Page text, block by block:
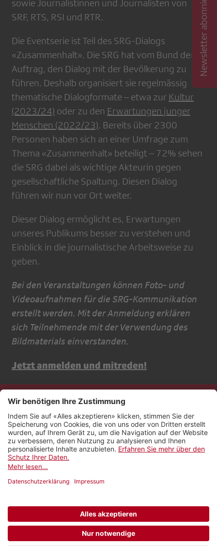
sowie Journalistinnen und Journalisten von
SRF, RTS, RSI und RTR.
Die Eventserie ist Teil des SRG-Dialogs
«Zusammenhalt». Die SRG hat vom Bund den
Auftrag, den Dialog mit der Bevölkerung zu
führen. Deshalb organisiert sie regelmässig
thematische Dialogformate – etwa zur Kultur
(2023/24) oder zu den Erwartungen junger
Menschen (2022/23). Bereits über 2300
Personen haben sich an einer Umfrage zum
Thema «Zusammenhalt» beteiligt – 72% sehen
die SRG dabei als wichtige Akteurin gegen
gesellschaftliche Spaltung. Diesen Dialog
führen wir nun vor Ort weiter.
Dieser Dialog ermöglicht es, Erwartungen
unseres Publikums besser zu verstehen und
Einblick in die journalistische Arbeitsweise zu
geben.
Bei den Veranstaltungen können Foto- und
Videoaufnahmen für die SRG-Kommunikation
erstellt werden. Mit der Anmeldung erklären
sich Teilnehmende mit der Verwendung des
Bildmaterials einverstanden.
Jetzt anmelden und mitreden!
Newsletter abonnieren
Kontakt
Impressum
Rechtliches
Netiquette
Newsletter abonnieren